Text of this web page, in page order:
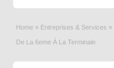
Home » Entreprises & Services »
De La 6eme À La Terminale